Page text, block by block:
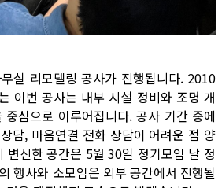
실 리모델링 공사가 진행됩니다. 2010
이번 공사는 내부 시설 정비와 조명 개
심으로 이루어집니다. 공사 기간 중에
담, 마음연결 전화 상담이 어려운 점 양
변신한 공간은 5월 30일 정기모임 날 정
행사와 소모임은 외부 공간에서 진행될